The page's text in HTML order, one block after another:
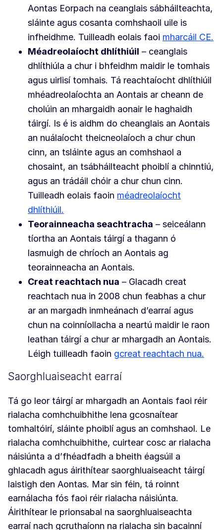
Aontas Eorpach na ceanglais sábháilteachta,
sláinte agus cosanta comhshaoil uile is
infheidhme. Tuilleadh eolais faoi mharcáil CE.
Méadreolaíocht dhlíthiúil – ceanglais
dhlíthiúla a chur i bhfeidhm maidir le tomhais
agus uirlisí tomhais. Tá reachtaíocht dhlíthiúil
mhéadreolaíochta an Aontais ar cheann de
cholúin an mhargaidh aonair le haghaidh
táirgí. Is é is aidhm do cheanglais an Aontais
an nuálaíocht theicneolaíoch a chur chun
cinn, an tsláinte agus an comhshaol a
chosaint, an tsábháilteacht phoiblí a chinntiú,
agus an trádáil chóir a chur chun cinn.
Tuilleadh eolais faoin méadreolaíocht
dhlíthiúil.
Teorainneacha seachtracha – seiceálann
tíortha an Aontais táirgí a thagann ó
lasmuigh de chríoch an Aontais ag
teorainneacha an Aontais.
Creat reachtach nua – Glacadh creat
reachtach nua in 2008 chun feabhas a chur
ar an margadh inmheánach d’earraí agus
chun na coinníollacha a neartú maidir le raon
leathan táirgí a chur ar mhargadh an Aontais.
Léigh tuilleadh faoin gcreat reachtach nua.
Saorghluaiseacht earraí
Tá go leor táirgí ar mhargadh an Aontais faoi réir
rialacha comhchuibhithe lena gcosnaítear
tomhaltóirí, sláinte phoiblí agus an comhshaol. Le
rialacha comhchuibhithe, cuirtear cosc ar rialacha
náisiúnta a d’fhéadfadh a bheith éagsúil a
ghlacadh agus áirithítear saorghluaiseacht táirgí
laistigh den Aontas. Mar sin féin, tá roinnt
earnálacha fós faoi réir rialacha náisiúnta.
Áirithítear le prionsabal na saorghluaiseachta
earraí nach gcruthaíonn na rialacha sin bacainní